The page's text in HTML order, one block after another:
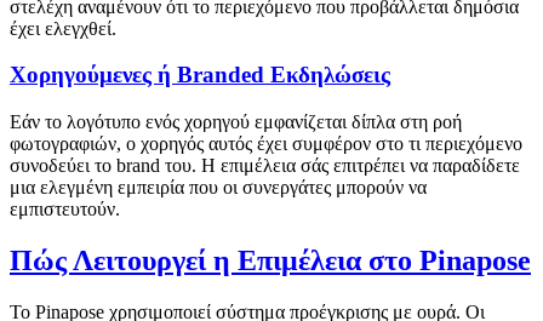
στελέχη αναμένουν ότι το περιεχόμενο που προβάλλεται δημόσια
έχει ελεγχθεί.
Χορηγούμενες ή Branded Εκδηλώσεις
Εάν το λογότυπο ενός χορηγού εμφανίζεται δίπλα στη ροή
φωτογραφιών, ο χορηγός αυτός έχει συμφέρον στο τι περιεχόμενο
συνοδεύει το brand του. Η επιμέλεια σάς επιτρέπει να παραδίδετε
μια ελεγμένη εμπειρία που οι συνεργάτες μπορούν να
εμπιστευτούν.
Πώς Λειτουργεί η Επιμέλεια στο Pinapose
Το Pinapose χρησιμοποιεί σύστημα προέγκρισης με ουρά. Οι